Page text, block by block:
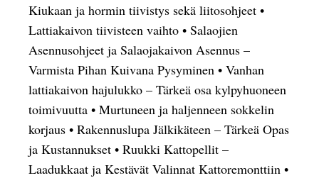
Kiukaan ja hormin tiivistys sekä liitosohjeet •
Lattiakaivon tiivisteen vaihto • Salaojien
Asennusohjeet ja Salaojakaivon Asennus –
Varmista Pihan Kuivana Pysyminen • Vanhan
lattiakaivon hajulukko – Tärkeä osa kylpyhuoneen
toimivuutta • Murtuneen ja haljenneen sokkelin
korjaus • Rakennuslupa Jälkikäteen – Tärkeä Opas
ja Kustannukset • Ruukki Kattopellit –
Laadukkaat ja Kestävät Valinnat Kattoremonttiin •